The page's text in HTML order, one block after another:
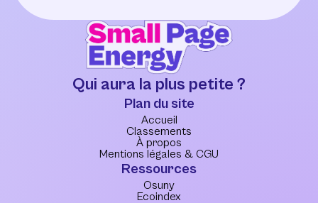
Qui aura la plus petite ?
Plan du site
Accueil
Classements
À propos
Mentions légales & CGU
Ressources
Osuny
Ecoindex